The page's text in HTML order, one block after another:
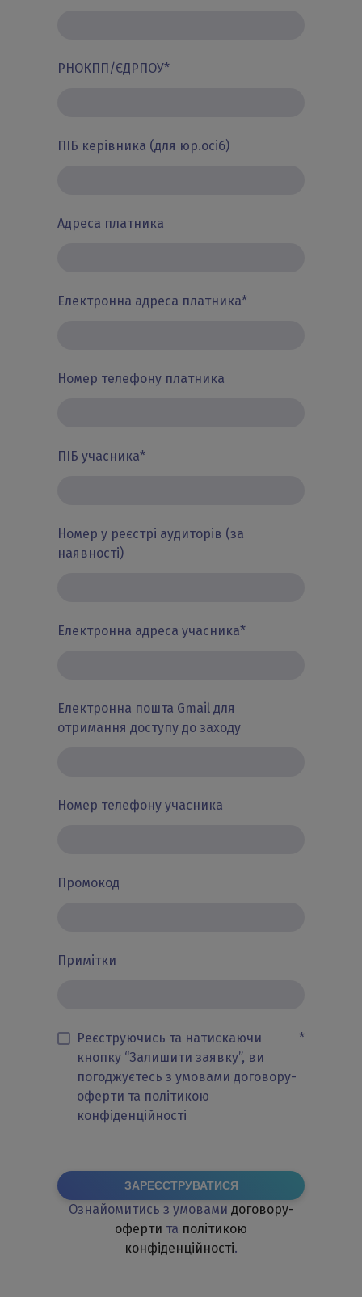
РНОКПП/ЄДРПОУ*
ПІБ керівника (для юр.осіб)
Адреса платника
Електронна адреса платника*
Номер телефону платника
ПІБ учасника*
Номер у реєстрі аудиторів (за
наявності)
Електронна адреса учасника*
Електронна пошта Gmail для
отримання доступу до заходу
Номер телефону учасника
Промокод
Примітки
Реєструючись та натискаючи
кнопку “Залишити заявку”, ви
погоджуєтесь з умовами договору-
оферти та політикою
конфіденційності
*
ЗАРЕЄСТРУВАТИСЯ
Ознайомитись з умовами договору-
оферти та політикою
конфіденційності.